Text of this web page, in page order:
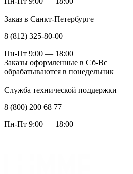
Заказ в Санкт-Петербурге
8 (812) 325-80-00
Пн-Пт 9:00 — 18:00
Заказы оформленные в Сб-Вс
обрабатываются в понедельник
Служба технической поддержки
8 (800) 200 68 77
Пн-Пт 9:00 — 18:00